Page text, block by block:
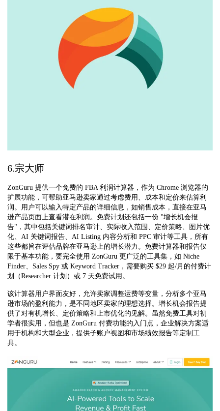
6.宗大师
ZonGuru 提供一个免费的 FBA 利润计算器，作为 Chrome 浏览器的
扩展功能，可帮助亚马逊卖家通过考虑费用、成本和定价来估算利
润。用户可以输入特定产品的详细信息，如销售成本，直接在亚马
逊产品页面上查看潜在利润。免费计划还包括一份 "增长机会报
告"，其中包括关键词排名审计、实际收入范围、定价策略、图片优
化、AI 关键词报告、AI Listing 内容分析和 PPC 审计等工具，所有
这些都旨在评估品牌在亚马逊上的增长潜力。免费计算器和报告仅
限于基本功能，要完全使用 ZonGuru 更广泛的工具集，如 Niche
Finder、Sales Spy 或 Keyword Tracker，需要购买 $29 起/月的付费计
划（Researcher 计划）或 7 天免费试用。
该计算器用户界面友好，允许卖家调整运费等变量，分析多个亚马
逊市场的盈利能力，是不同地区卖家的理想选择。增长机会报告提
供了对有机增长、定价策略和上市优化的见解。虽然免费工具对初
学者很实用，但也是 ZonGuru 付费功能的入门点，企业解决方案适
用于机构和大型企业，提供子账户视图和市场绩效报告等定制工
具。